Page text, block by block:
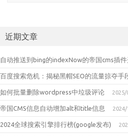
近期文章
自动推送到bing的indexNow的帝国cms插
百度搜索危机：揭秘黑帽SEO的流量掠夺手
如何批量删除wordpress中垃圾评论 2025/
帝国CMS信息自动增加alt和title信息 2024/
2024全球搜索引擎排行榜(google发布)